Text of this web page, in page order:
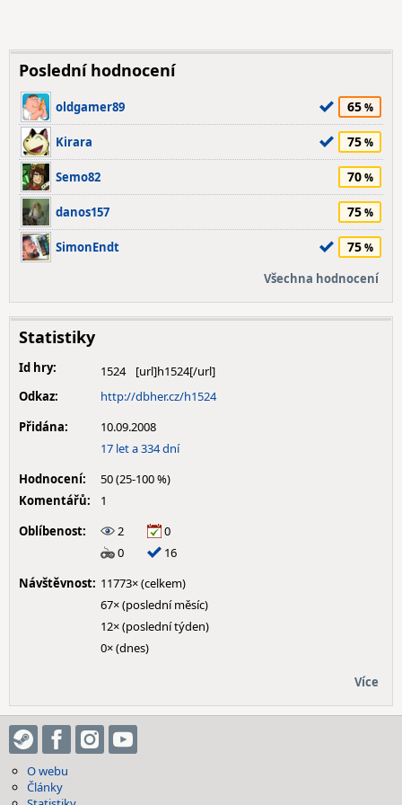
Poslední hodnocení
oldgamer89 65
Kirara 75
Semo82 70
danos157 75
SimonEndt 75
Všechna hodnocení
Statistiky
Id hry:
1524
Odkaz:
http://dbher.cz/h1524
Přidána:
10.09.2008
17 let a 334 dní
Hodnocení:
50 (25-100 %)
Komentářů:
1
Oblíbenost:
2
0
0
16
Návštěvnost: 11773× (celkem)
67× (poslední měsíc)
12× (poslední týden)
0× (dnes)
Více
O webu
Články